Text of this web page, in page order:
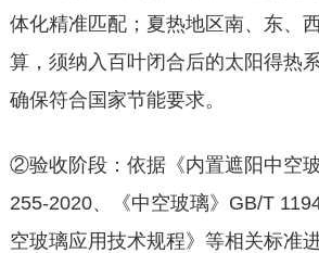
体化精准匹配；夏热地区南、东、
算，须纳入百叶闭合后的太阳得热
确保符合国家节能要求。
②验收阶段：依据《内置遮阳中空
255-2020、《中空玻璃》GB/T
空玻璃应用技术规程》等相关标准